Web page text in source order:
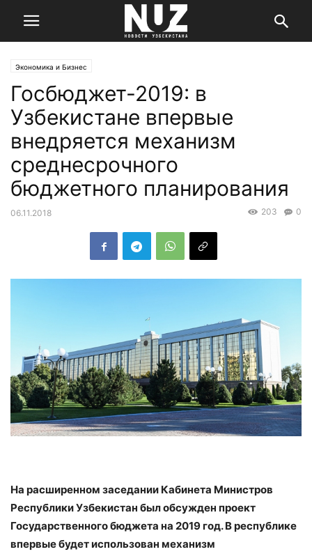
Экономика и Бизнес
Госбюджет-2019: в
Узбекистане впервые
внедряется механизм
среднесрочного
бюджетного планирования
06.11.2018 0
203
На расширенном заседании Кабинета Министров
Республики Узбекистан был обсужден проект
Государственного бюджета на 2019 год. В республике
впервые будет использован механизм